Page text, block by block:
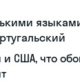
США, что